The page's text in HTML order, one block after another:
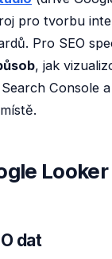
pro tvorbu
Pro SEO
, jak
Console
dat